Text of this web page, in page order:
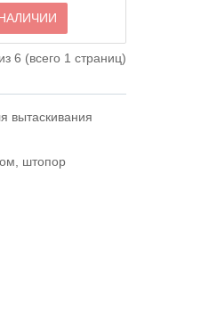
6 (всего 1 страниц)
вытаскивания
штопор